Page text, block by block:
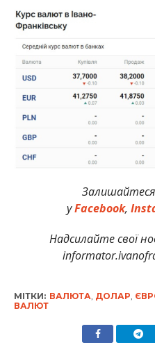
Залишайтеся
уFacebook,
Надсилайте свої
МІТКИ: ВАЛЮТА ДОЛАР
ВАЛЮТ